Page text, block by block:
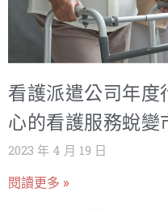
看護派遣公司年度
心的看護服務蛻變
2023 年 4 月 19 日
閱讀更多 »